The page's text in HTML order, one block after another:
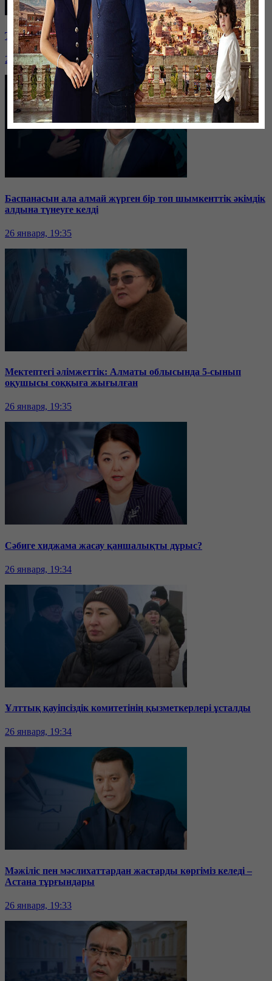
Таразда ТЭЦ қызметкерлері жалақы көтеруді талап етті
26 января, 19:36
Баспанасын ала алмай жүрген бір топ шымкенттік әкімдік
алдына түнеуге келді
26 января, 19:35
Мектептегі әлімжеттік: Алматы облысында 5-сынып
оқушысы соққыға жығылған
26 января, 19:35
Сәбиге хиджама жасау қаншалықты дұрыс?
26 января, 19:34
Ұлттық қауіпсіздік комитетінің қызметкерлері ұсталды
26 января, 19:34
Мәжіліс пен мәслихаттардан жастарды көргіміз келеді –
Астана тұрғындары
26 января, 19:33